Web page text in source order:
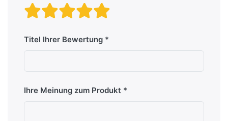
Bewertung: 4 von
Bewertung: 3 von 5
Bewertung: 2 von 5
Bewertung: 1 von 5
Titel Ihrer Bewertung
Ihre Meinung zum Produkt